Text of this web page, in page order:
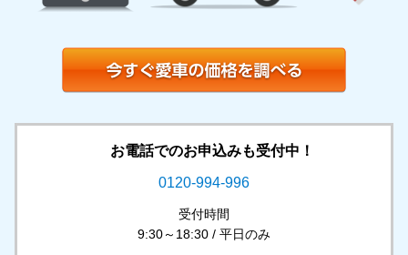
お電話でのお申込みも受付中！
0120-994-996
受付時間
9:30～18:30 / 平日のみ